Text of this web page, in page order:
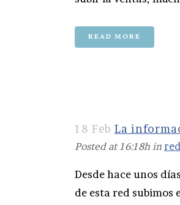
READ MORE
18 Feb La
Posted at 16:18h in
Desde hace unos
de esta red subimos